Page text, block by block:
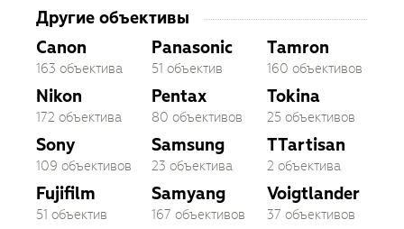
Другие объективы
Canon
163 объектива
Nikon
172 объектива
Sony
109 объективов
Fujifilm
51 объектив
Panasonic
51 объектив
Pentax
80 объективов
Samsung
23 объектива
Samyang
167 объективов
Tamron
160 объективов
Tokina
25 объективов
TTartisan
2 объектива
Voigtlander
37 объективов